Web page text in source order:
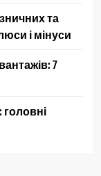
та
і мінуси
7
головні